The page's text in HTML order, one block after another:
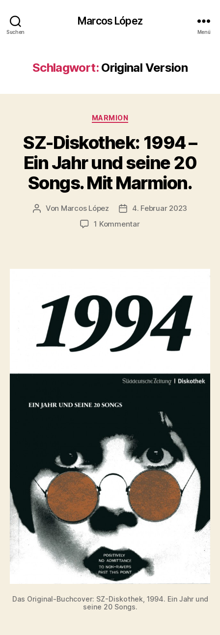
Suchen
Marcos López
Menü
Schlagwort: Original Version
Kategorien
MARMION
SZ-Diskothek: 1994 –
Ein Jahr und seine 20
Songs. Mit Marmion.
Beitragsautor
Von Marcos López Veröffentlichungsdatum
4. Februar 2023
1 Kommentarzu
und
seine
Songs.
Mit
Marmion.
Das Original-Buchcover: SZ-Diskothek, 1994. Ein Jahr und
seine 20 Songs.